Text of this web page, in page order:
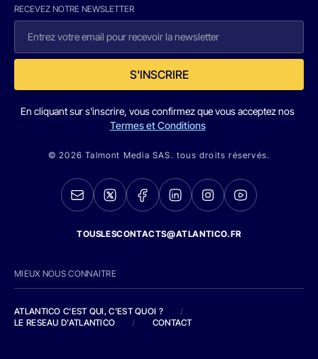
RECEVEZ NOTRE NEWSLETTER
S'INSCRIRE
En cliquant sur s'inscrire, vous confirmez que vous acceptez nos
Termes et Conditions
© 2026 Talmont Media SAS. tous droits réservés.
TOUSLESCONTACTS@ATLANTICO.FR
MIEUX NOUS CONNAITRE
ATLANTICO C'EST QUI, C'EST QUOI ?
/
LE RESEAU D'ATLANTICO
/ CONTACT